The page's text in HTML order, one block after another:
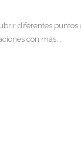
diferentes puntos
con más...